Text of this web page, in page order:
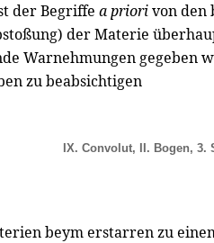
der Begriffe a priorivon den
der Materie
Warnehmungen gegeben
zu beabsichtigen
IX. Convolut, II. Bogen, 3.
beym erstarren zu